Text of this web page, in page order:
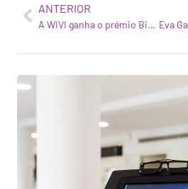
ANTERIOR
A WIVI ganha o prémio Bioèxit atribuído pela CataloniaBio & HealthTech